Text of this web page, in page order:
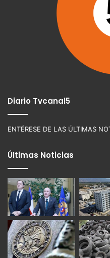
Diario Tvcanal5
ENTÉRESE DE LAS ÚLTIMAS
Últimas Noticias